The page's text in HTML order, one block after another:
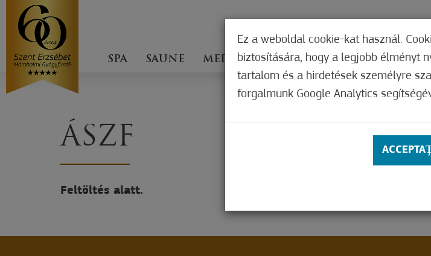
SPA SAUNE MEDICAMENT OFFERS CONTACT
ÁSZF
Feltöltés alatt.
Ez a weboldal cookie-kat használ.
biztosítására, hogy a legjobb élményt
tartalom és a hirdetések személyre
forgalmunk Google Analytics